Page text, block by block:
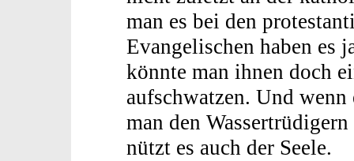
man es bei den
Evangelischen haben es
könnte man ihnen doch
aufschwatzen. Und
man den
nützt es auch der Seele.